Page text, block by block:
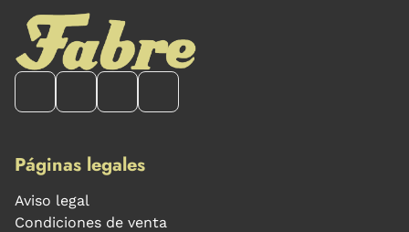
Páginas legales
Aviso legal
Condiciones de venta